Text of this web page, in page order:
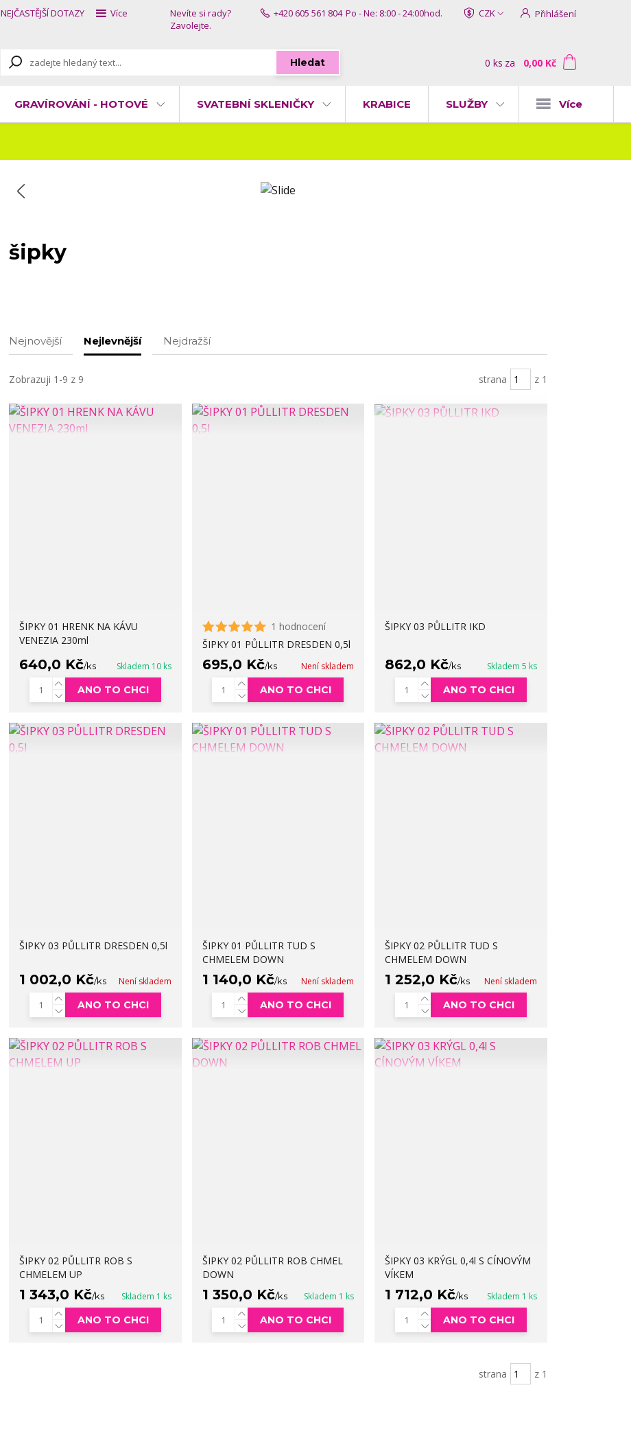
NEJČASTĚJŠÍ DOTAZY Více CZK Přihlášení
Hledat
Nevíte si rady?
Zavolejte.
+420 605 561 804 Po - Ne: 8:00 - 24:00hod.
0 ks za 0,00 Kč
GRAVÍROVÁNÍ - HOTOVÉ SVATEBNÍ SKLENIČKY KRABICE SLUŽBY Více
šipky
Nejnovější Nejlevnější Nejdražší
Zobrazuji 1-9 z 9 strana z 1
ŠIPKY 01 HRENK NA KÁVU
VENEZIA 230ml
640,0 Kč/ks Skladem 10 ks
ANO TO CHCI
1 hodnocení
ŠIPKY 01 PŮLLITR DRESDEN 0,5l
695,0 Kč/ks Není skladem
ANO TO CHCI
ŠIPKY 03 PŮLLITR IKD
862,0 Kč/ks Skladem 5 ks
ANO TO CHCI
ŠIPKY 03 PŮLLITR DRESDEN 0,5l
1 002,0 Kč/ks Není skladem
ANO TO CHCI
ŠIPKY 01 PŮLLITR TUD S
CHMELEM DOWN
1 140,0 Kč/ks Není skladem
ANO TO CHCI
ŠIPKY 02 PŮLLITR TUD S
CHMELEM DOWN
1 252,0 Kč/ks Není skladem
ANO TO CHCI
ŠIPKY 02 PŮLLITR ROB S
CHMELEM UP
1 343,0 Kč/ks Skladem 1 ks
ANO TO CHCI
ŠIPKY 02 PŮLLITR ROB CHMEL
DOWN
1 350,0 Kč/ks Skladem 1 ks
ANO TO CHCI
ŠIPKY 03 KRÝGL 0,4l S CÍNOVÝM
VÍKEM
1 712,0 Kč/ks Skladem 1 ks
ANO TO CHCI
strana z 1